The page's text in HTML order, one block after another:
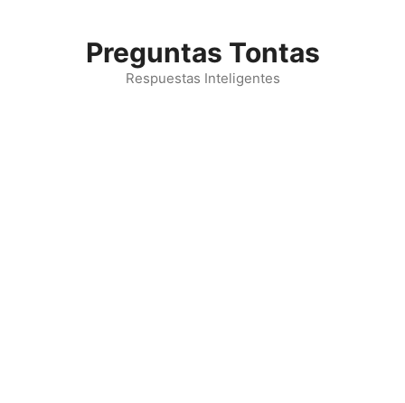
Preguntas Tontas
Respuestas Inteligentes